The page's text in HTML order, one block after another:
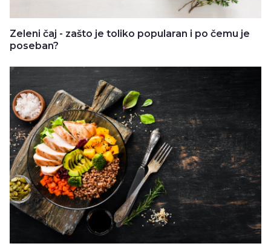
Zeleni čaj - zašto je toliko popularan i po čemu je
poseban?